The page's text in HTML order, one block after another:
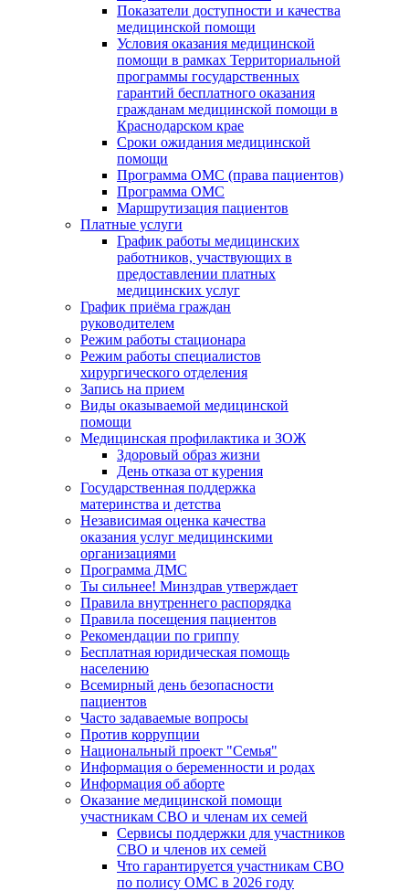
Показатели доступности и качества
медицинской помощи
Условия оказания медицинской
помощи в рамках Территориальной
программы государственных
гарантий бесплатного оказания
гражданам медицинской помощи в
Краснодарском крае
Сроки ожидания медицинской
помощи
Программа ОМС (права пациентов)
Программа ОМС
Маршрутизация пациентов
Платные услуги
График работы медицинских
работников, участвующих в
предоставлении платных
медицинских услуг
График приёма граждан
руководителем
Режим работы стационара
Режим работы специалистов
хирургического отделения
Запись на прием
Виды оказываемой медицинской
помощи
Медицинская профилактика и ЗОЖ
Здоровый образ жизни
День отказа от курения
Государственная поддержка
материнства и детства
Независимая оценка качества
оказания услуг медицинскими
организациями
Программа ДМС
Ты сильнее! Минздрав утверждает
Правила внутреннего распорядка
Правила посещения пациентов
Рекомендации по гриппу
Бесплатная юридическая помощь
населению
Всемирный день безопасности
пациентов
Часто задаваемые вопросы
Против коррупции
Национальный проект "Семья"
Информация о беременности и родах
Информация об аборте
Оказание медицинской помощи
участникам СВО и членам их семей
Сервисы поддержки для участников
СВО и членов их семей
Что гарантируется участникам СВО
по полису ОМС в 2026 году